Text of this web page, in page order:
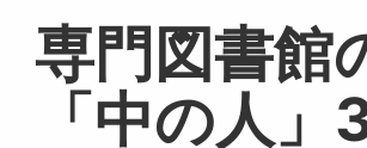
専門図書館
「中の人